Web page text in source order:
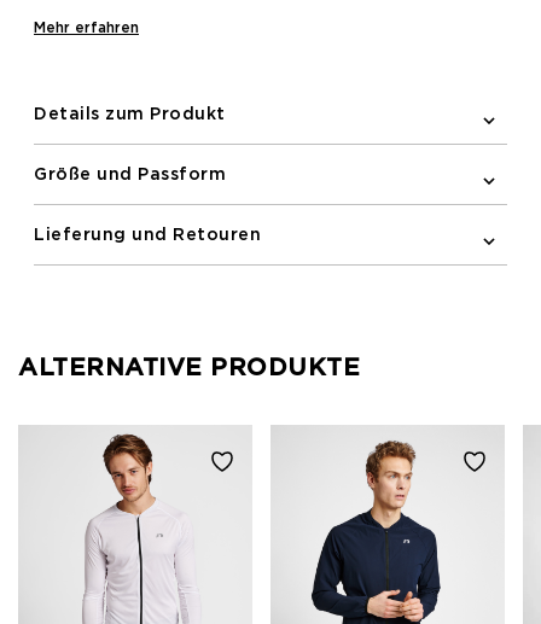
darunter ein belüftender Mesh-Einsatz hinten, ein
Sitzkomfort sowie Gummi- und Silikonbänder am
Latzshorts bietet außerdem über reflektierende
Mehr erfahren
Details zum Produkt
Größe und Passform
Lieferung und Retouren
ALTERNATIVE PRODUKTE